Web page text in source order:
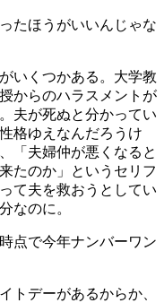
たほうがいいんじゃな
いくつかある。大学教
からのハラスメントが
夫が死ぬと分かってい
格ゆえなんだろうけ
「夫婦仲が悪くなると
たのか」というセリフ
て夫を救おうとしてい
なのに。
点で今年ナンバーワン
トデーがあるからか、